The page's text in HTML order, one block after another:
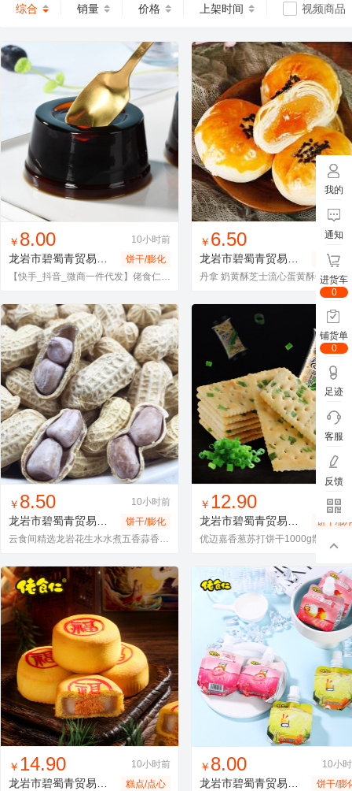
综合 销量 价格 上架时间 视频商品
找同款 收藏
￥ 8.00 10小时前
00121
饼干/膨化
【快手_抖音_微商一件代发】佬食仁乐町蜜烧仙草500g果冻布丁整箱
找同款 收藏
￥ 6.50 10小
糕点/点
丹拿 奶黄酥芝士流心蛋黄酥休闲零食糕点网红美食早餐食品6枚装
找同款 收藏
￥ 8.50 10小时前
huasheng001
饼干/膨化
云食间精选龙岩花生水水煮五香蒜香500g【抖音快手淘宝一件代发】
找同款 加入进货车
￥ 12.90 10小
饼干/膨
找同款 加入进货车 收藏
￥ 14.90 10小时前
糕点/点心
找同款 收藏
￥ 8.00 10小
饼干/膨
我的
通知
进货车
0
铺货单
0
足迹
客服
反馈